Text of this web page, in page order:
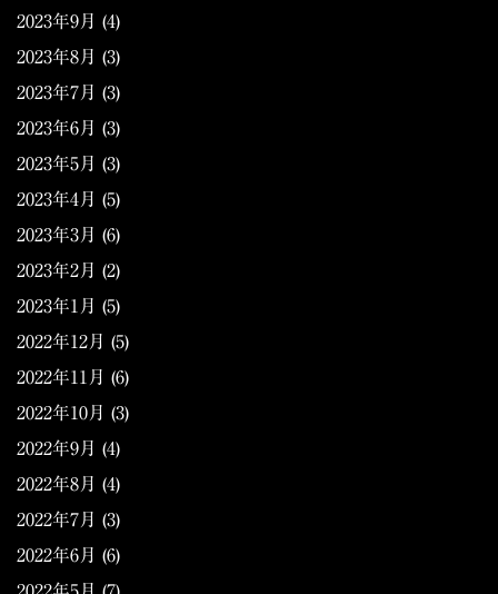
2023年9月 (4)
2023年8月 (3)
2023年7月 (3)
2023年6月 (3)
2023年5月 (3)
2023年4月 (5)
2023年3月 (6)
2023年2月 (2)
2023年1月 (5)
2022年12月 (5)
2022年11月 (6)
2022年10月 (3)
2022年9月 (4)
2022年8月 (4)
2022年7月 (3)
2022年6月 (6)